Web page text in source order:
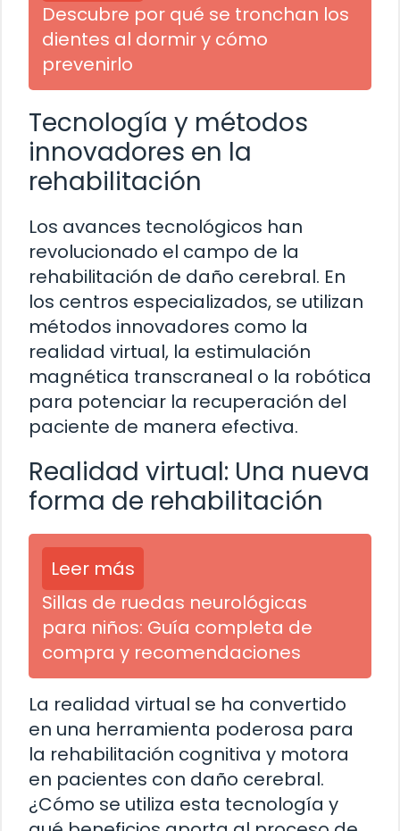
Descubre por qué se tronchan los
dientes al dormir y cómo
prevenirlo
Tecnología y métodos
innovadores en la
rehabilitación
Los avances tecnológicos han
revolucionado el campo de la
rehabilitación de daño cerebral. En
los centros especializados, se utilizan
métodos innovadores como la
realidad virtual, la estimulación
magnética transcraneal o la robótica
para potenciar la recuperación del
paciente de manera efectiva.
Realidad virtual: Una nueva
forma de rehabilitación
Leer más
Sillas de ruedas neurológicas
para niños: Guía completa de
compra y recomendaciones
La realidad virtual se ha convertido
en una herramienta poderosa para
la rehabilitación cognitiva y motora
en pacientes con daño cerebral.
¿Cómo se utiliza esta tecnología y